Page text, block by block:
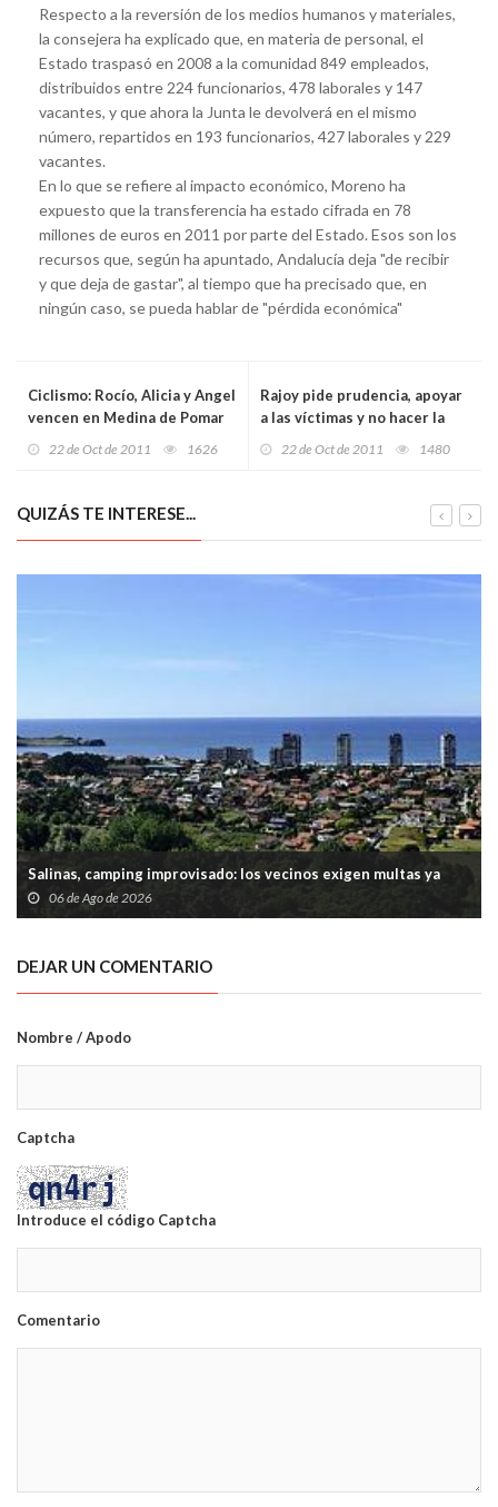
Respecto a la reversión de los medios humanos y materiales,
la consejera ha explicado que, en materia de personal, el
Estado traspasó en 2008 a la comunidad 849 empleados,
distribuidos entre 224 funcionarios, 478 laborales y 147
vacantes, y que ahora la Junta le devolverá en el mismo
número, repartidos en 193 funcionarios, 427 laborales y 229
vacantes.
En lo que se refiere al impacto económico, Moreno ha
expuesto que la transferencia ha estado cifrada en 78
millones de euros en 2011 por parte del Estado. Esos son los
recursos que, según ha apuntado, Andalucía deja "de recibir
y que deja de gastar", al tiempo que ha precisado que, en
ningún caso, se pueda hablar de "pérdida económica"
Ciclismo: Rocío, Alicia y Angel
vencen en Medina de Pomar
22 de Oct de 2011 1626
Rajoy pide prudencia, apoyar
a las víctimas y no hacer la
22 de Oct de 2011 1480
QUIZÁS TE INTERESE...
Salinas, camping improvisado: los vecinos exigen multas ya
06 de Ago de 2026
DEJAR UN COMENTARIO
Nombre / Apodo
Captcha
Introduce el código Captcha
Comentario